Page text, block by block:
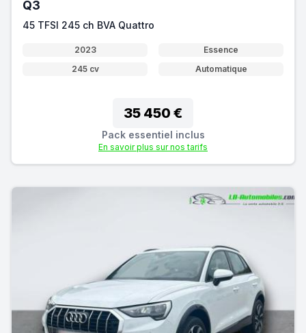
Q3
45 TFSI 245 ch BVA Quattro
2023
Essence
245 cv
Automatique
35 450 €
Pack essentiel inclus
En savoir plus sur nos tarifs